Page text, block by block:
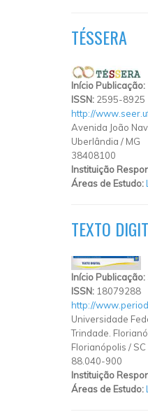
TÉSSERA
Início Publicação:
ISSN: 2595-8925
http://
Avenida João
Uberlândia / MG
38408100
Instituição
Áreas de Estudo:
TEXTO
Início Publicação:
ISSN: 18079288
http://
Universidade
Trindade.
Florianópolis / SC
88.040-900
Instituição
Áreas de Estudo: